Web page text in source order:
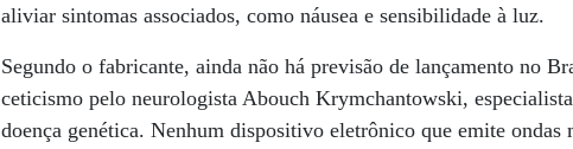
aliviar sintomas associados, como náusea e sensibilidade à luz.
Segundo o fabricante, ainda não há previsão de lançamento no
ceticismo pelo neurologista Abouch Krymchantowski,
doença genética. Nenhum dispositivo eletrônico que emite